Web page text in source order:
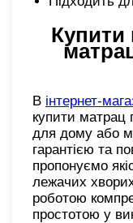
Купити
В інтернет-
купити матрац
для дому або
гарантією та
пропонуємо
лежачих
роботою
простотою у